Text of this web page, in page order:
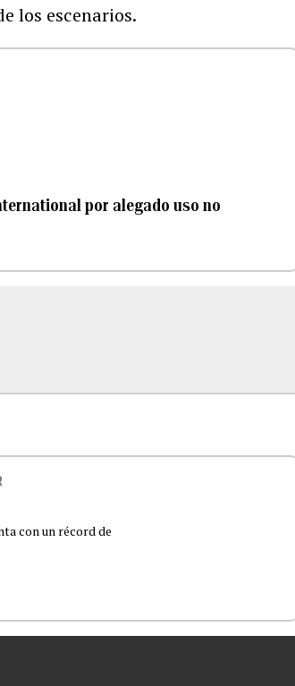
los escenarios.
por alegado uso no
con un récord de